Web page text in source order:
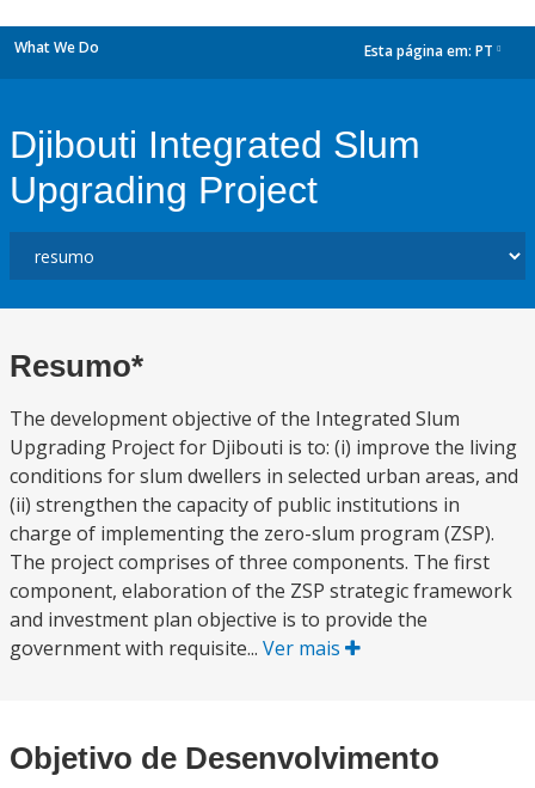
What We Do Esta página em: PT
Djibouti Integrated Slum
Upgrading Project
Resumo*
The development objective of the Integrated Slum
Upgrading Project for Djibouti is to: (i) improve the living
conditions for slum dwellers in selected urban areas, and
(ii) strengthen the capacity of public institutions in
charge of implementing the zero-slum program (ZSP).
The project comprises of three components. The first
component, elaboration of the ZSP strategic framework
and investment plan objective is to provide the
government with requisite... Ver mais
Objetivo de Desenvolvimento